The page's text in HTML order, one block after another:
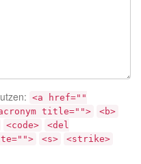
<a href=""
title="">
<b>
<code>
<del
<s>
<strike>